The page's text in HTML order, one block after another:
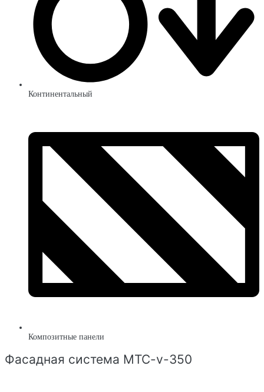
Континентальный
Композитные панели
Фасадная система MTC-v-350